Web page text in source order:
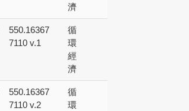
濟
550.16367
7110 v.1
循
環
經
濟
550.16367
7110 v.2
循
環